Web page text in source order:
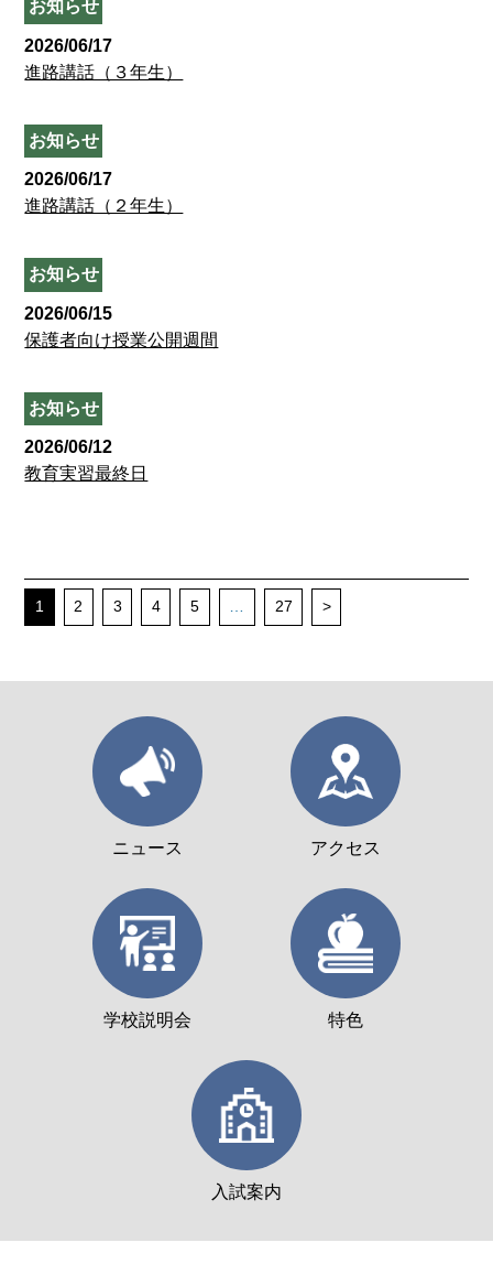
お知らせ
2026/06/17
進路講話（３年生）
お知らせ
2026/06/17
進路講話（２年生）
お知らせ
2026/06/15
保護者向け授業公開週間
お知らせ
2026/06/12
教育実習最終日
1 2 3 4 5 … 27 >
ニュース アクセス
学校説明会 特色
入試案内